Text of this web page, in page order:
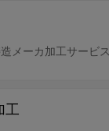
ーカ加工サービス
工